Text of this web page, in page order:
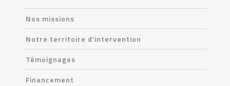
Nos missions
Notre territoire d’intervention
Témoignages
Financement